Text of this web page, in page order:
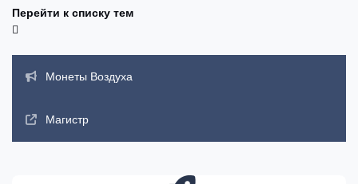
Перейти к списку тем
Монеты Воздуха
Магистр